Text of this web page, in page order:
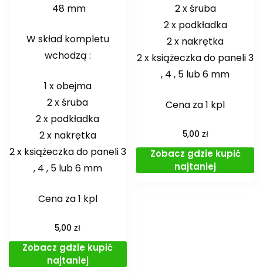
48 mm
W skład kompletu
wchodzą :
1 x obejma
2 x śruba
2 x podkładka
2 x nakrętka
2 x książeczka do paneli 3
, 4 , 5 lub 6 mm
Cena za 1 kpl
5,00zł
Zobacz gdzie kupić
najtaniej
2 x śruba
2 x podkładka
2 x nakrętka
2 x książeczka do paneli 3
, 4 , 5 lub 6 mm
Cena za 1 kpl
5,00 zł
Zobacz gdzie kupić
najtaniej